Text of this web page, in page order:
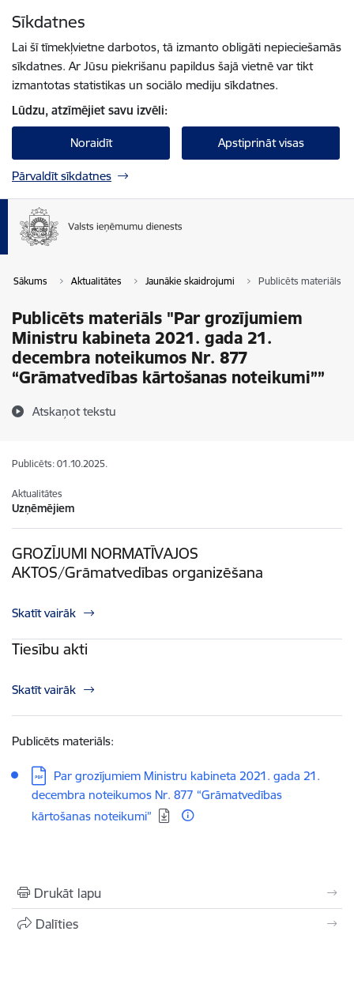
Sīkdatnes
Lai šī tīmekļvietne darbotos, tā izmanto obligāti nepieciešamās
sīkdatnes. Ar Jūsu piekrišanu papildus šajā vietnē var tikt
izmantotas statistikas un sociālo mediju sīkdatnes.
Lūdzu, atzīmējiet savu izvēli:
Noraidīt Apstiprināt visas
Pārvaldīt sīkdatnes
Sākums Aktualitātes Jaunākie skaidrojumi Publicēts materiāls
Publicēts materiāls "Par grozījumiem
Ministru kabineta 2021. gada 21.
decembra noteikumos Nr. 877
“Grāmatvedības kārtošanas noteikumi””
Atskaņot tekstu
Publicēts: 01.10.2025.
Aktualitātes
Uzņēmējiem
GROZĪJUMI NORMATĪVAJOS
AKTOS/Grāmatvedības organizēšana
Skatīt vairāk
Tiesību akti
Skatīt vairāk
Publicēts materiāls:
Lejupielādēt:
Par grozījumiem Ministru kabineta 2021. gada 21.
decembra noteikumos Nr. 877 “Grāmatvedības
kārtošanas noteikumi”
Drukāt lapu
Dalīties